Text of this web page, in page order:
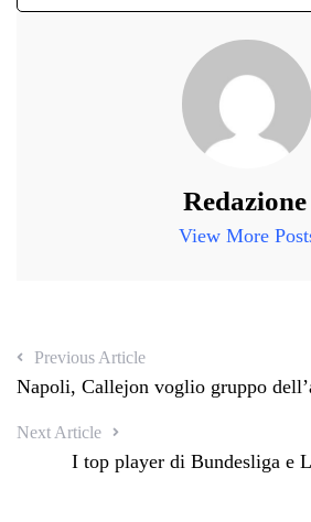
Redazione
View More
Previous Article
Napoli, Callejon voglio gruppo
Next Article
I top player di Bundesliga e